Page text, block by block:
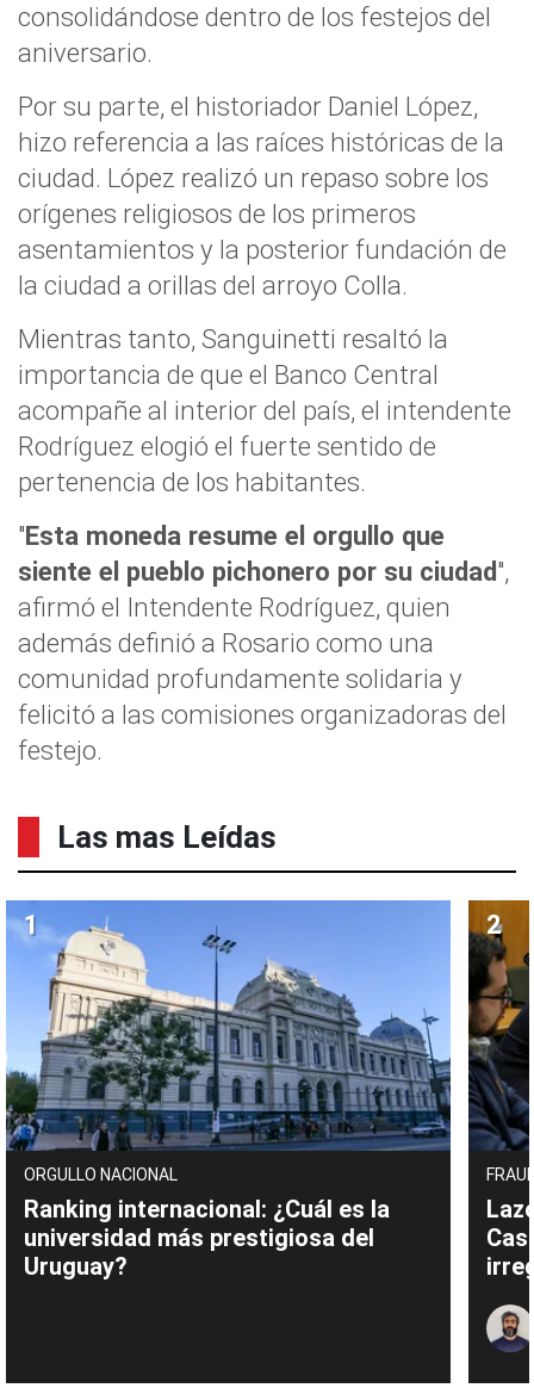
consolidándose dentro de los festejos del
aniversario.
Por su parte, el historiador Daniel López,
hizo referencia a las raíces históricas de la
ciudad. López realizó un repaso sobre los
orígenes religiosos de los primeros
asentamientos y la posterior fundación de
la ciudad a orillas del arroyo Colla.
Mientras tanto, Sanguinetti resaltó la
importancia de que el Banco Central
acompañe al interior del país, el intendente
Rodríguez elogió el fuerte sentido de
pertenencia de los habitantes.
"Esta moneda resume el orgullo que
siente el pueblo pichonero por su ciudad",
afirmó el Intendente Rodríguez, quien
además definió a Rosario como una
comunidad profundamente solidaria y
felicitó a las comisiones organizadoras del
festejo.
Las mas Leídas
ORGULLO NACIONAL
Ranking internacional: ¿Cuál es la
universidad más prestigiosa del
Uruguay?